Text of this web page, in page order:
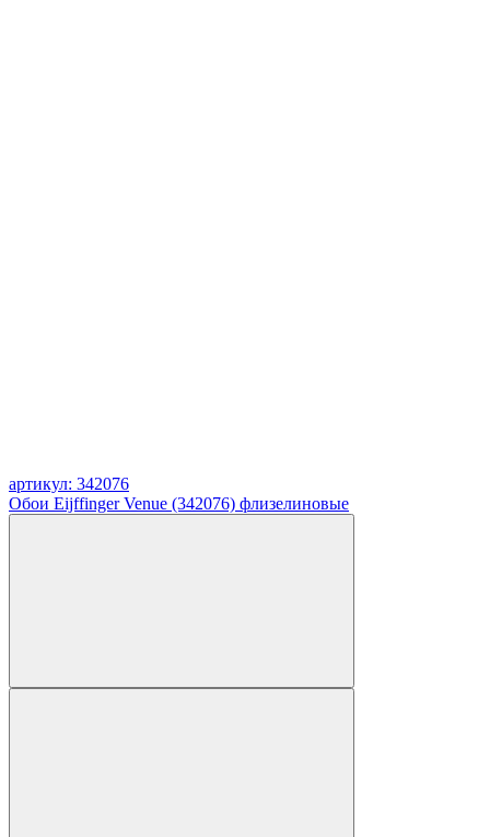
артикул: 342076
Обои Eijffinger Venue (342076) флизелиновые